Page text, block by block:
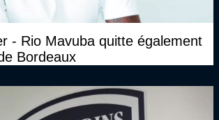
- Rio Mavuba quitte également
Bordeaux